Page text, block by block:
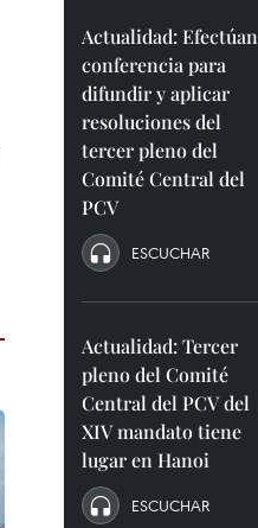
Actualidad: Efectúan
conferencia para
difundir y aplicar
resoluciones del
tercer pleno del
Comité Central del
PCV
ESCUCHAR
Actualidad: Tercer
pleno del Comité
Central del PCV del
XIV mandato tiene
lugar en Hanoi
ESCUCHAR